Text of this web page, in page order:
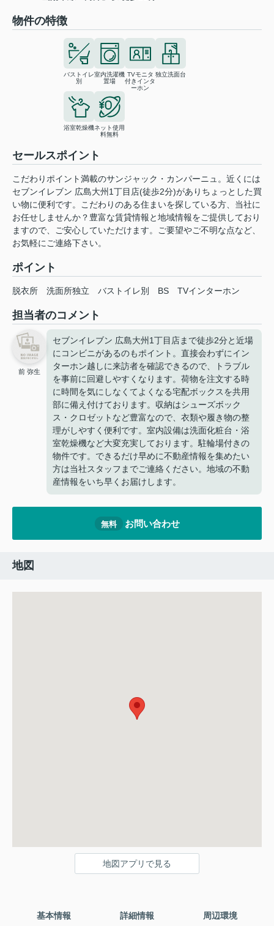
物件の特徴
バストイレ
別
室内洗濯機
置場
TVモニタ
付きインタ
ーホン
独立洗面台
浴室乾燥機ネット使用
料無料
セールスポイント
こだわりポイント満載のサンジャック・カンパーニュ。近くには
セブンイレブン 広島大州1丁目店(徒歩2分)がありちょっとした買
い物に便利です。こだわりのある住まいを探している方、当社に
お任せしませんか？豊富な賃貸情報と地域情報をご提供しており
ますので、ご安心していただけます。ご要望やご不明な点など、
お気軽にご連絡下さい。
ポイント
脱衣所 洗面所独立 バストイレ別 BS TVインターホン
担当者のコメント
前 弥生
セブンイレブン 広島大州1丁目店まで徒歩2分と近場
にコンビニがあるのもポイント。直接会わずにイン
ターホン越しに来訪者を確認できるので、トラブル
を事前に回避しやすくなります。荷物を注文する時
に時間を気にしなくてよくなる宅配ボックスを共用
部に備え付けております。収納はシューズボック
ス・クロゼットなど豊富なので、衣類や履き物の整
理がしやすく便利です。室内設備は洗面化粧台・浴
室乾燥機など大変充実しております。駐輪場付きの
物件です。できるだけ早めに不動産情報を集めたい
方は当社スタッフまでご連絡ください。地域の不動
産情報をいち早くお届けします。
無料 お問い合わせ
地図
地図アプリで見る
基本情報 詳細情報 周辺環境